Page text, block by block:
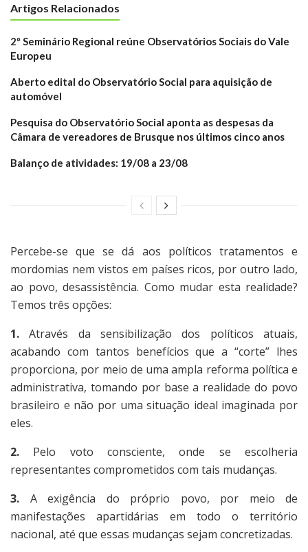
Artigos Relacionados
2º Seminário Regional reúne Observatórios Sociais do Vale
Europeu
Aberto edital do Observatório Social para aquisição de
automóvel
Pesquisa do Observatório Social aponta as despesas da
Câmara de vereadores de Brusque nos últimos cinco anos
Balanço de atividades: 19/08 a 23/08
Percebe-se que se dá aos políticos tratamentos e
mordomias nem vistos em países ricos, por outro lado,
ao povo, desassistência. Como mudar esta realidade?
Temos três opções:
1. Através da sensibilização dos políticos atuais,
acabando com tantos benefícios que a “corte” lhes
proporciona, por meio de uma ampla reforma política e
administrativa, tomando por base a realidade do povo
brasileiro e não por uma situação ideal imaginada por
eles.
2. Pelo voto consciente, onde se escolheria
representantes comprometidos com tais mudanças.
3. A exigência do próprio povo, por meio de
manifestações apartidárias em todo o território
nacional, até que essas mudanças sejam concretizadas.